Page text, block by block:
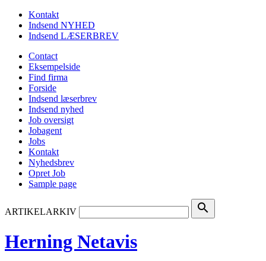
Kontakt
Indsend NYHED
Indsend LÆSERBREV
Contact
Eksempelside
Find firma
Forside
Indsend læserbrev
Indsend nyhed
Job oversigt
Jobagent
Jobs
Kontakt
Nyhedsbrev
Opret Job
Sample page
ARTIKELARKIV search
Herning Netavis